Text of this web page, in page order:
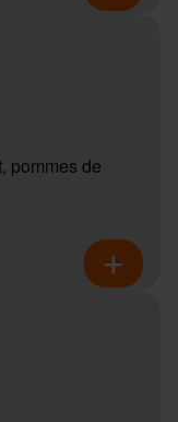
pommes de